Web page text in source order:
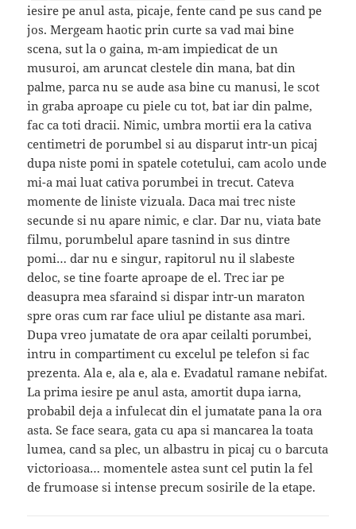
iesire pe anul asta, picaje, fente cand pe sus cand pe
jos. Mergeam haotic prin curte sa vad mai bine
scena, sut la o gaina, m-am impiedicat de un
musuroi, am aruncat clestele din mana, bat din
palme, parca nu se aude asa bine cu manusi, le scot
in graba aproape cu piele cu tot, bat iar din palme,
fac ca toti dracii. Nimic, umbra mortii era la cativa
centimetri de porumbel si au disparut intr-un picaj
dupa niste pomi in spatele cotetului, cam acolo unde
mi-a mai luat cativa porumbei in trecut. Cateva
momente de liniste vizuala. Daca mai trec niste
secunde si nu apare nimic, e clar. Dar nu, viata bate
filmu, porumbelul apare tasnind in sus dintre
pomi… dar nu e singur, rapitorul nu il slabeste
deloc, se tine foarte aproape de el. Trec iar pe
deasupra mea sfaraind si dispar intr-un maraton
spre oras cum rar face uliul pe distante asa mari.
Dupa vreo jumatate de ora apar ceilalti porumbei,
intru in compartiment cu excelul pe telefon si fac
prezenta. Ala e, ala e, ala e. Evadatul ramane nebifat.
La prima iesire pe anul asta, amortit dupa iarna,
probabil deja a infulecat din el jumatate pana la ora
asta. Se face seara, gata cu apa si mancarea la toata
lumea, cand sa plec, un albastru in picaj cu o barcuta
victorioasa… momentele astea sunt cel putin la fel
de frumoase si intense precum sosirile de la etape.